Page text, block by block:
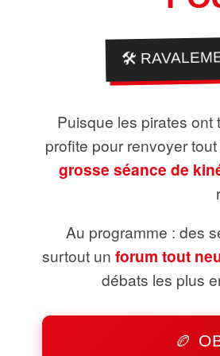
🛠️
Puisque les pirates ont
profite pour renvoyer
grosse séance de
Au programme : des
surtout un forum tout
débats les plus
🏉